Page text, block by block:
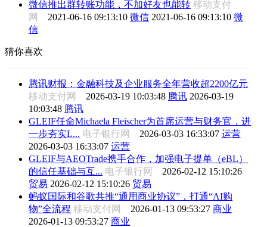
微信推出群转账功能，不加好友也能转 移动支付
网 2021-06-16 09:13:10 微信 2021-06-16 09:13:10 微
信
猜你喜欢
腾讯财报：金融科技及企业服务全年营收超2200亿元
移动支付网 2026-03-19 10:03:48 腾讯 2026-03-19
10:03:48 腾讯
GLEIF任命Michaela Fleischer为首席运营与财务官，进
一步夯实L... 电子银行网 2026-03-03 16:33:07 运营
2026-03-03 16:33:07 运营
GLEIF与AEOTrade携手合作，加强电子提单（eBL）
的信任基础与互... 电子银行网 2026-02-12 15:10:26
贸易 2026-02-12 15:10:26 贸易
蚂蚁国际和谷歌共推“通用商业协议”，打通“AI购
物”全流程 移动支付网 2026-01-13 09:53:27 商业
2026-01-13 09:53:27 商业